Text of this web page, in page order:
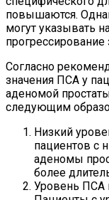
повышаются.
могут указывать
прогрессирование
Согласно
значения ПСА у
аденомой
следующим
Низкий
пациентов с
аденомы
более
Уровень ПСА